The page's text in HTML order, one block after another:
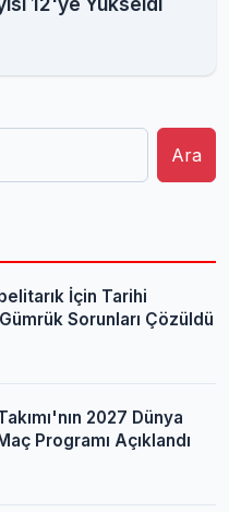
Ara
İçin Tarihi
Sorunları Çözüldü
2027 Dünya
Programı Açıklandı